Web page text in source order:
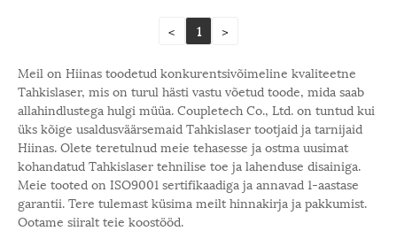
< 1 >
Meil on Hiinas toodetud konkurentsivõimeline kvaliteetne
Tahkislaser, mis on turul hästi vastu võetud toode, mida saab
allahindlustega hulgi müüa. Coupletech Co., Ltd. on tuntud kui
üks kõige usaldusväärsemaid Tahkislaser tootjaid ja tarnijaid
Hiinas. Olete teretulnud meie tehasesse ja ostma uusimat
kohandatud Tahkislaser tehnilise toe ja lahenduse disainiga.
Meie tooted on ISO9001 sertifikaadiga ja annavad 1-aastase
garantii. Tere tulemast küsima meilt hinnakirja ja pakkumist.
Ootame siiralt teie koostööd.